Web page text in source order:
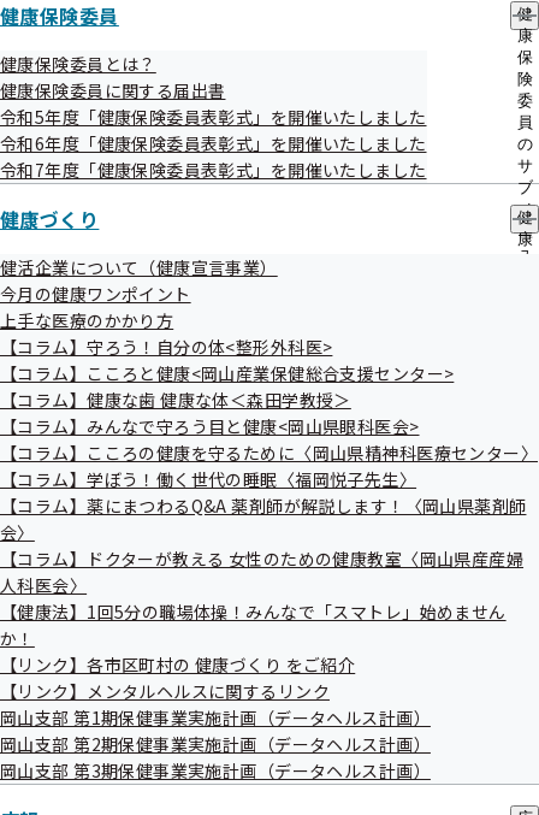
健康保険委員
健
康
保
険
委
員
の
サ
ブ
メ
ニ
ュ
健康保険委員とは？
健康保険委員に関する届出書
令和5年度「健康保険委員表彰式」を開催いたしました
令和6年度「健康保険委員表彰式」を開催いたしました
令和7年度「健康保険委員表彰式」を開催いたしました
健康づくり
健
康
ー
健活企業について（健康宣言事業）
今月の健康ワンポイント
上手な医療のかかり方
【コラム】守ろう！自分の体<整形外科医>
【コラム】こころと健康<岡山産業保健総合支援センター>
【コラム】健康な歯 健康な体＜森田学教授＞
【コラム】みんなで守ろう目と健康<岡山県眼科医会>
【コラム】こころの健康を守るために〈岡山県精神科医療センター〉
【コラム】学ぼう！働く世代の睡眠〈福岡悦子先生〉
【コラム】薬にまつわるQ&A 薬剤師が解説します！〈岡山県薬剤師
会〉
【コラム】ドクターが教える 女性のための健康教室〈岡山県産産婦
人科医会〉
【健康法】1回5分の職場体操！みんなで「スマトレ」始めません
か！
【リンク】各市区町村の 健康づくり をご紹介
【リンク】メンタルヘルスに関するリンク
岡山支部 第1期保健事業実施計画（データヘルス計画）
岡山支部 第2期保健事業実施計画（データヘルス計画）
岡山支部 第3期保健事業実施計画（データヘルス計画）
場所
第一セントラルビル2号館8階 会議室Ivy
岡山市北区本町 6-30
議題
令和8年度保険料率について
令和8年度支部事業計画及び支部保険者機能強化予算の
策定に向けた意見聴取
その他報告事項
議題については変更となる場合がございます。
傍聴方法
傍聴を希望される方は、お電話にてお申し込みください。
なお、会場の制約上、傍聴希望多数の場合は抽選になること
があります。
連絡先電話番号：086-803-5780（音声案内④）企画総務グ
ループ
申込期日：令和7年10月10日（金） 17：00まで
留意事項
評議会の傍聴に当たっては、次の事項を遵守してください。
携帯電話等の音の出る機器については、電源を切って
ください。